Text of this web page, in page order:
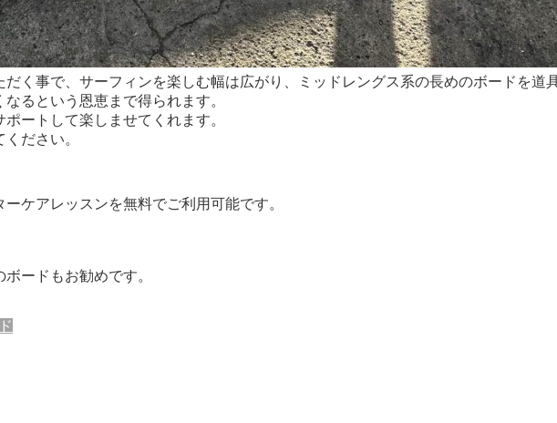
く事で、サーフィンを楽しむ幅は広がり、ミッドレングス系の長めのボードを道
るという恩恵まで得られます。
ートして楽しませてくれます。
ださい。
ケアレッスンを無料でご利用可能です。
ードもお勧めです。